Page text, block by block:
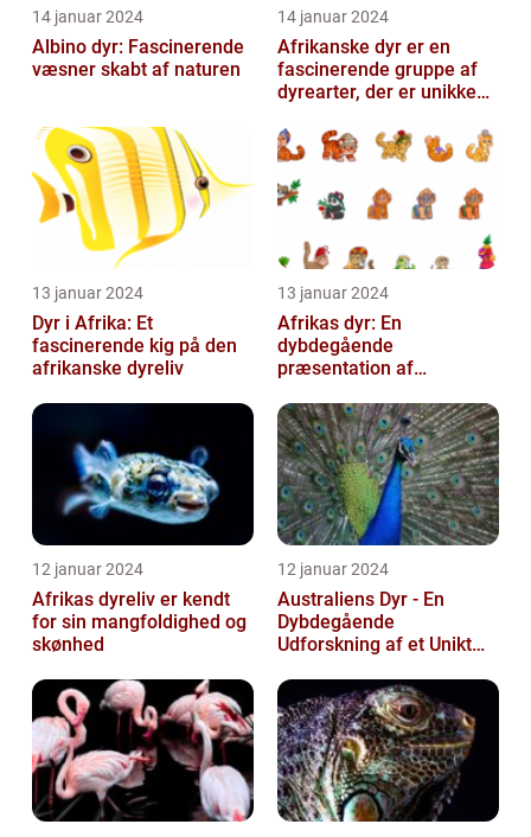
14 januar 2024
Albino dyr: Fascinerende
væsner skabt af naturen
14 januar 2024
Afrikanske dyr er en
fascinerende gruppe af
dyrearter, der er unikke
kontinent
13 januar 2024
Dyr i Afrika: Et
fascinerende kig på den
afrikanske dyreliv
13 januar 2024
Afrikas dyr: En
dybdegående
præsentation af
dyreliv
12 januar 2024
Afrikas dyreliv er kendt
for sin mangfoldighed og
skønhed
12 januar 2024
Australiens Dyr - En
Dybdegående
Udforskning af et Unikt